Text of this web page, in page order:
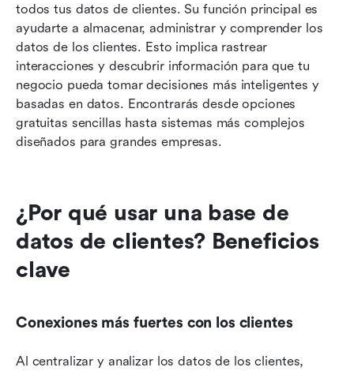
todos tus datos de clientes. Su función principal es
ayudarte a almacenar, administrar y comprender los
datos de los clientes. Esto implica rastrear
interacciones y descubrir información para que tu
negocio pueda tomar decisiones más inteligentes y
basadas en datos. Encontrarás desde opciones
gratuitas sencillas hasta sistemas más complejos
diseñados para grandes empresas.
¿Por qué usar una base de
datos de clientes? Beneficios
clave
Conexiones más fuertes con los clientes
Al centralizar y analizar los datos de los clientes,